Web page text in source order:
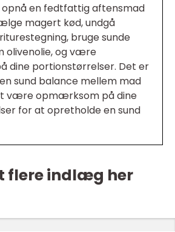
opnå en fedtfattig aftensmad
magert kød, undgå
bruge sunde
olivenolie, og være
dine portionstørrelser. Det er
sund balance mellem mad
være opmærksom på dine
for at opretholde en sund
flere indlæg her